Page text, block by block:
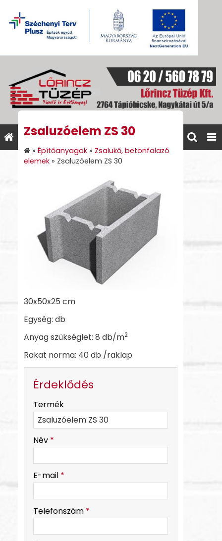
Zsaluzóelem ZS 30
» Építőanyagok » Zsalukő, betonfalazó
elemek » Zsaluzóelem ZS 30
30x50x25 cm
Egység: db
Anyag szükséglet: 8 db/m2
Rakat norma: 40 db /raklap
Érdeklődés
Termék
Név *
E-mail *
Telefonszám *